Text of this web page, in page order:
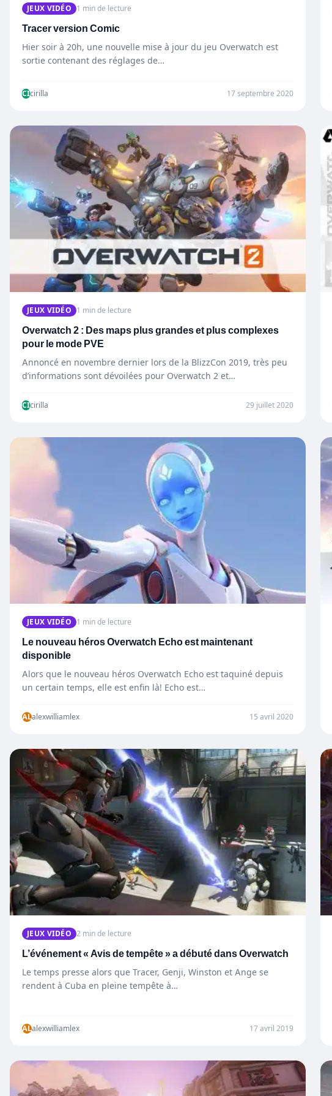
JEUX VIDÉO 1 min de lecture
Tracer version Comic
Hier soir à 20h, une nouvelle mise à jour du jeu Overwatch est
sortie contenant des réglages de…
CIcirilla 17 septembre 2020
JEUX VIDÉO 1 min de lecture
Overwatch 2 : Des maps plus grandes et plus complexes
pour le mode PVE
Annoncé en novembre dernier lors de la BlizzCon 2019, très peu
d’informations sont dévoilées pour Overwatch 2 et…
CIcirilla 29 juillet 2020
JEUX VIDÉO 1 min de lecture
Le nouveau héros Overwatch Echo est maintenant
disponible
Alors que le nouveau héros Overwatch Echo est taquiné depuis
un certain temps, elle est enfin là! Echo est…
ALalexwilliamlex 15 avril 2020
JEUX VIDÉO 2 min de lecture
L’événement « Avis de tempête » a débuté dans Overwatch
Le temps presse alors que Tracer, Genji, Winston et Ange se
rendent à Cuba en pleine tempête à…
ALalexwilliamlex 17 avril 2019